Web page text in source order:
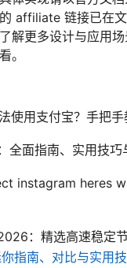
affiliate 链接已在
解更多设计与应用
。
使用支付宝？手把
全面指南、实用技巧
instagram heres
：精选高速稳定
指南、对比与实用